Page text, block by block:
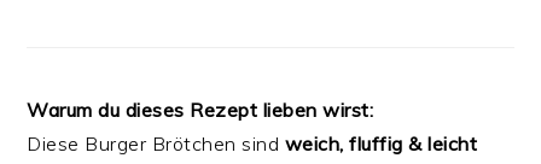
Warum du dieses Rezept lieben wirst:
Diese Burger Brötchen sind weich, fluffig & leicht